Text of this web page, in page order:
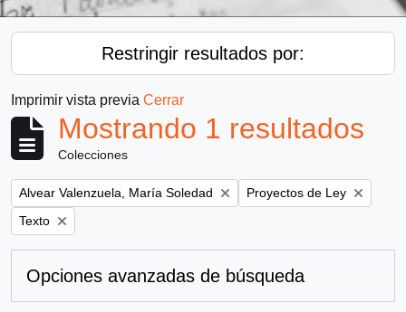
Restringir resultados por:
Imprimir vista previa Cerrar
Mostrando 1 resultados
Colecciones
Remove filter:
Alvear Valenzuela, María Soledad Remove filter:
Proyectos de Ley
Remove filter:
Texto
Opciones avanzadas de búsqueda